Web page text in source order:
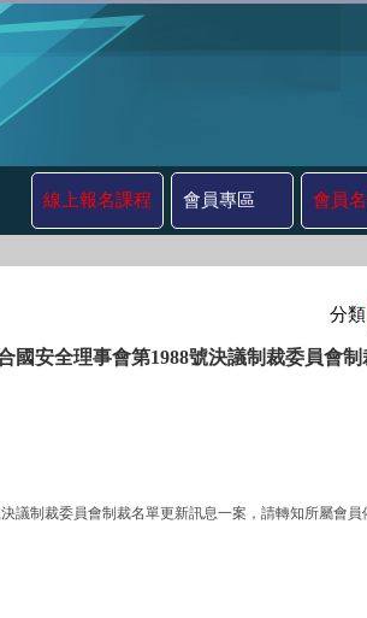
線上報名課程 會員專區 會員
分
安全理事會第1988號決議制裁委員會
議制裁委員會制裁名單更新訊息一案，請轉知所屬會